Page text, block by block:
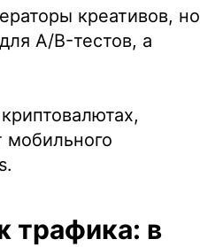
креативов, но
A/B-тестов, а
мобильного
трафика: в